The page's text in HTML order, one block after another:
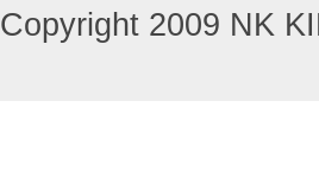
Copyright 2009 NK